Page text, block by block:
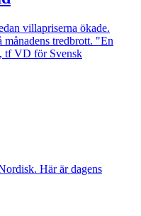
villapriserna ökade.
tredbrott. "En
tf VD för Svensk
Här är dagens